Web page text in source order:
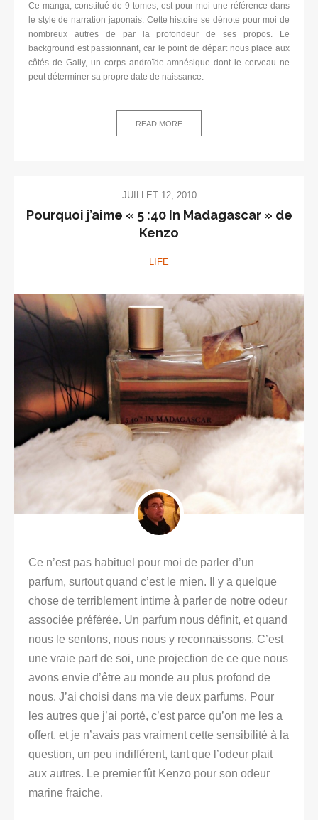
Ce manga, constitué de 9 tomes, est pour moi une référence dans
le style de narration japonais. Cette histoire se dénote pour moi de
nombreux autres de par la profondeur de ses propos. Le
background est passionnant, car le point de départ nous place aux
côtés de Gally, un corps androïde amnésique dont le cerveau ne
peut déterminer sa propre date de naissance.
READ MORE
JUILLET 12, 2010
Pourquoi j’aime « 5 :40 In Madagascar » de
Kenzo
LIFE
Ce n’est pas habituel pour moi de parler d’un
parfum, surtout quand c’est le mien. Il y a quelque
chose de terriblement intime à parler de notre odeur
associée préférée. Un parfum nous définit, et quand
nous le sentons, nous nous y reconnaissons. C’est
une vraie part de soi, une projection de ce que nous
avons envie d’être au monde au plus profond de
nous. J’ai choisi dans ma vie deux parfums. Pour
les autres que j’ai porté, c’est parce qu’on me les a
offert, et je n’avais pas vraiment cette sensibilité à la
question, un peu indifférent, tant que l’odeur plait
aux autres. Le premier fût Kenzo pour son odeur
marine fraiche.